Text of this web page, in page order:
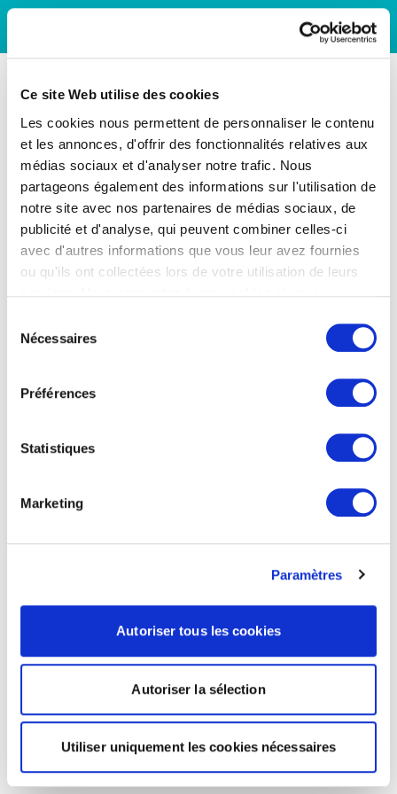
Ce site Web utilise des cookies
Les cookies nous permettent de personnaliser le contenu
et les annonces, d'offrir des fonctionnalités relatives aux
médias sociaux et d'analyser notre trafic. Nous
partageons également des informations sur l'utilisation de
notre site avec nos partenaires de médias sociaux, de
publicité et d'analyse, qui peuvent combiner celles-ci
avec d'autres informations que vous leur avez fournies
ou qu'ils ont collectées lors de votre utilisation de leurs
Nécessaires
Préférences
Statistiques
Marketing
Paramètres
Autoriser tous les cookies
Autoriser la sélection
Utiliser uniquement les cookies nécessaires